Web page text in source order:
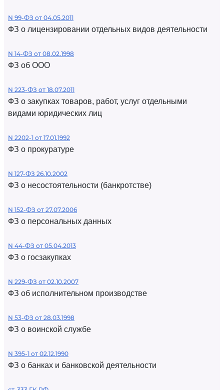
N 99-ФЗ от 04.05.2011
ФЗ о лицензировании отдельных видов деятельности
N 14-ФЗ от 08.02.1998
ФЗ об ООО
N 223-ФЗ от 18.07.2011
ФЗ о закупках товаров, работ, услуг отдельными
видами юридических лиц
N 2202-1 от 17.01.1992
ФЗ о прокуратуре
N 127-ФЗ 26.10.2002
ФЗ о несостоятельности (банкротстве)
N 152-ФЗ от 27.07.2006
ФЗ о персональных данных
N 44-ФЗ от 05.04.2013
ФЗ о госзакупках
N 229-ФЗ от 02.10.2007
ФЗ об исполнительном производстве
N 53-ФЗ от 28.03.1998
ФЗ о воинской службе
N 395-1 от 02.12.1990
ФЗ о банках и банковской деятельности